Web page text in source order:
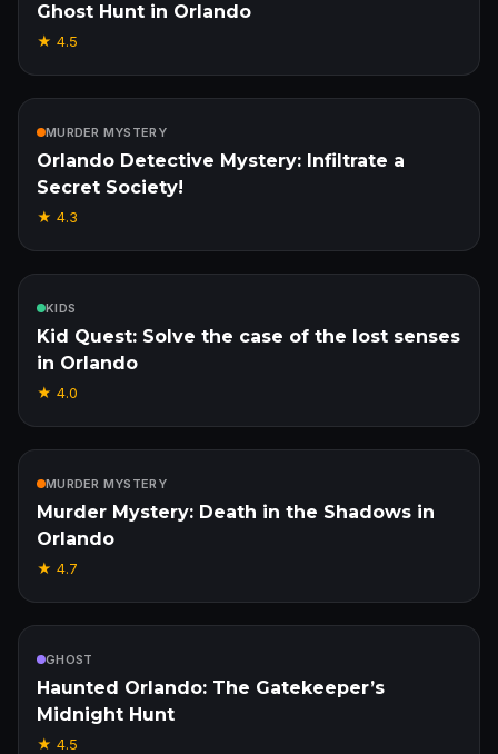
Ghost Hunt in Orlando
★ 4.5
MURDER MYSTERY
Orlando Detective Mystery: Infiltrate a
Secret Society!
★ 4.3
KIDS
Kid Quest: Solve the case of the lost senses
in Orlando
★ 4.0
MURDER MYSTERY
Murder Mystery: Death in the Shadows in
Orlando
★ 4.7
GHOST
Haunted Orlando: The Gatekeeper’s
Midnight Hunt
★ 4.5